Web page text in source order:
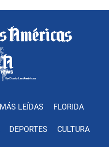
MÁS LEÍDAS FLORIDA
DEPORTES CULTURA